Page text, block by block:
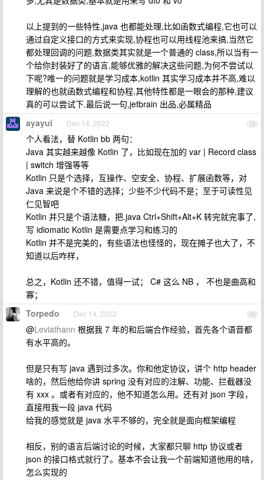
以上提到的一些特性,java 也都能处理,比如函数式编程,它也可以
通过自定义接口的方式来实现,协程也可以用线程池来搞,当然它
都处理回调的问题,数据类其实就是一个普通的 class,所以当有一
个给你封装好了的语言,能够优雅的解决这些问题,为何不尝试以
下呢?唯一的问题就是学习成本,kotlin 其实学习成本并不高,难以
理解的也就函数式编程和协程,其他特性都是一眼会的那种,建议
真的可以尝试下.最后说一句,jetbrain 出品,必属精品
78
ayayui Dec 14, 2022
个人看法，替 Kotlin bb 两句：
Java 其实越来越像 Kotlin 了，比如现在加的 var | Record class
| switch 增强等等
Kotlin 只是个选择，互操作、空安全、协程、扩展函数等，对
Java 来说是个不错的选择；少些不少代码不是；至于可读性见
仁见智吧
Kotlin 并只是个语法糖，把.java Ctrl+Shift+Alt+K 转完就完事了,
写 idiomatic Kotlin 是需要点学习和练习的
Kotlin 并不是完美的，有些语法也怪怪的，现在摊子也大了，不
知道以后咋样，
总之，Kotlin 还不错，值得一试； C# 这么 NB ， 不也是曲高和
寡；
79
Torpedo Dec 14, 2022
@Leviathann 根据我 7 年的和后端合作经验，首先各个语音都
有水平高的。
但是只有写 java 遇到过多次。你和他定协议，讲个 http header
啥的，然后他给你讲 spring 没有对应的注解、功能、拦截器没
有 xxx 。或者有对应的，他不知道怎么用。还有对 json 字段，
直接甩我一段 java 代码
给我的感觉就是 java 水平不够的，完全就是面向框架编程
相反，别的语言后端讨论的时候，大家都只聊 http 协议或者
json 的接口格式就行了。基本不会让我一个前端知道他用的啥，
怎么实现的